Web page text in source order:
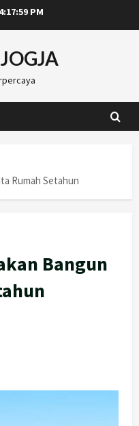
4:18:00 PM
Rumah Setahun
Bangun